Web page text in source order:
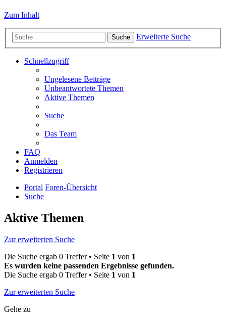
Zum Inhalt
Suche Erweiterte Suche
Schnellzugriff
Ungelesene Beiträge
Unbeantwortete Themen
Aktive Themen
Suche
Das Team
FAQ
Anmelden
Registrieren
Portal Foren-Übersicht
Suche
Aktive Themen
Zur erweiterten Suche
Die Suche ergab 0 Treffer • Seite 1 von 1
Es wurden keine passenden Ergebnisse gefunden.
Die Suche ergab 0 Treffer • Seite 1 von 1
Zur erweiterten Suche
Gehe zu